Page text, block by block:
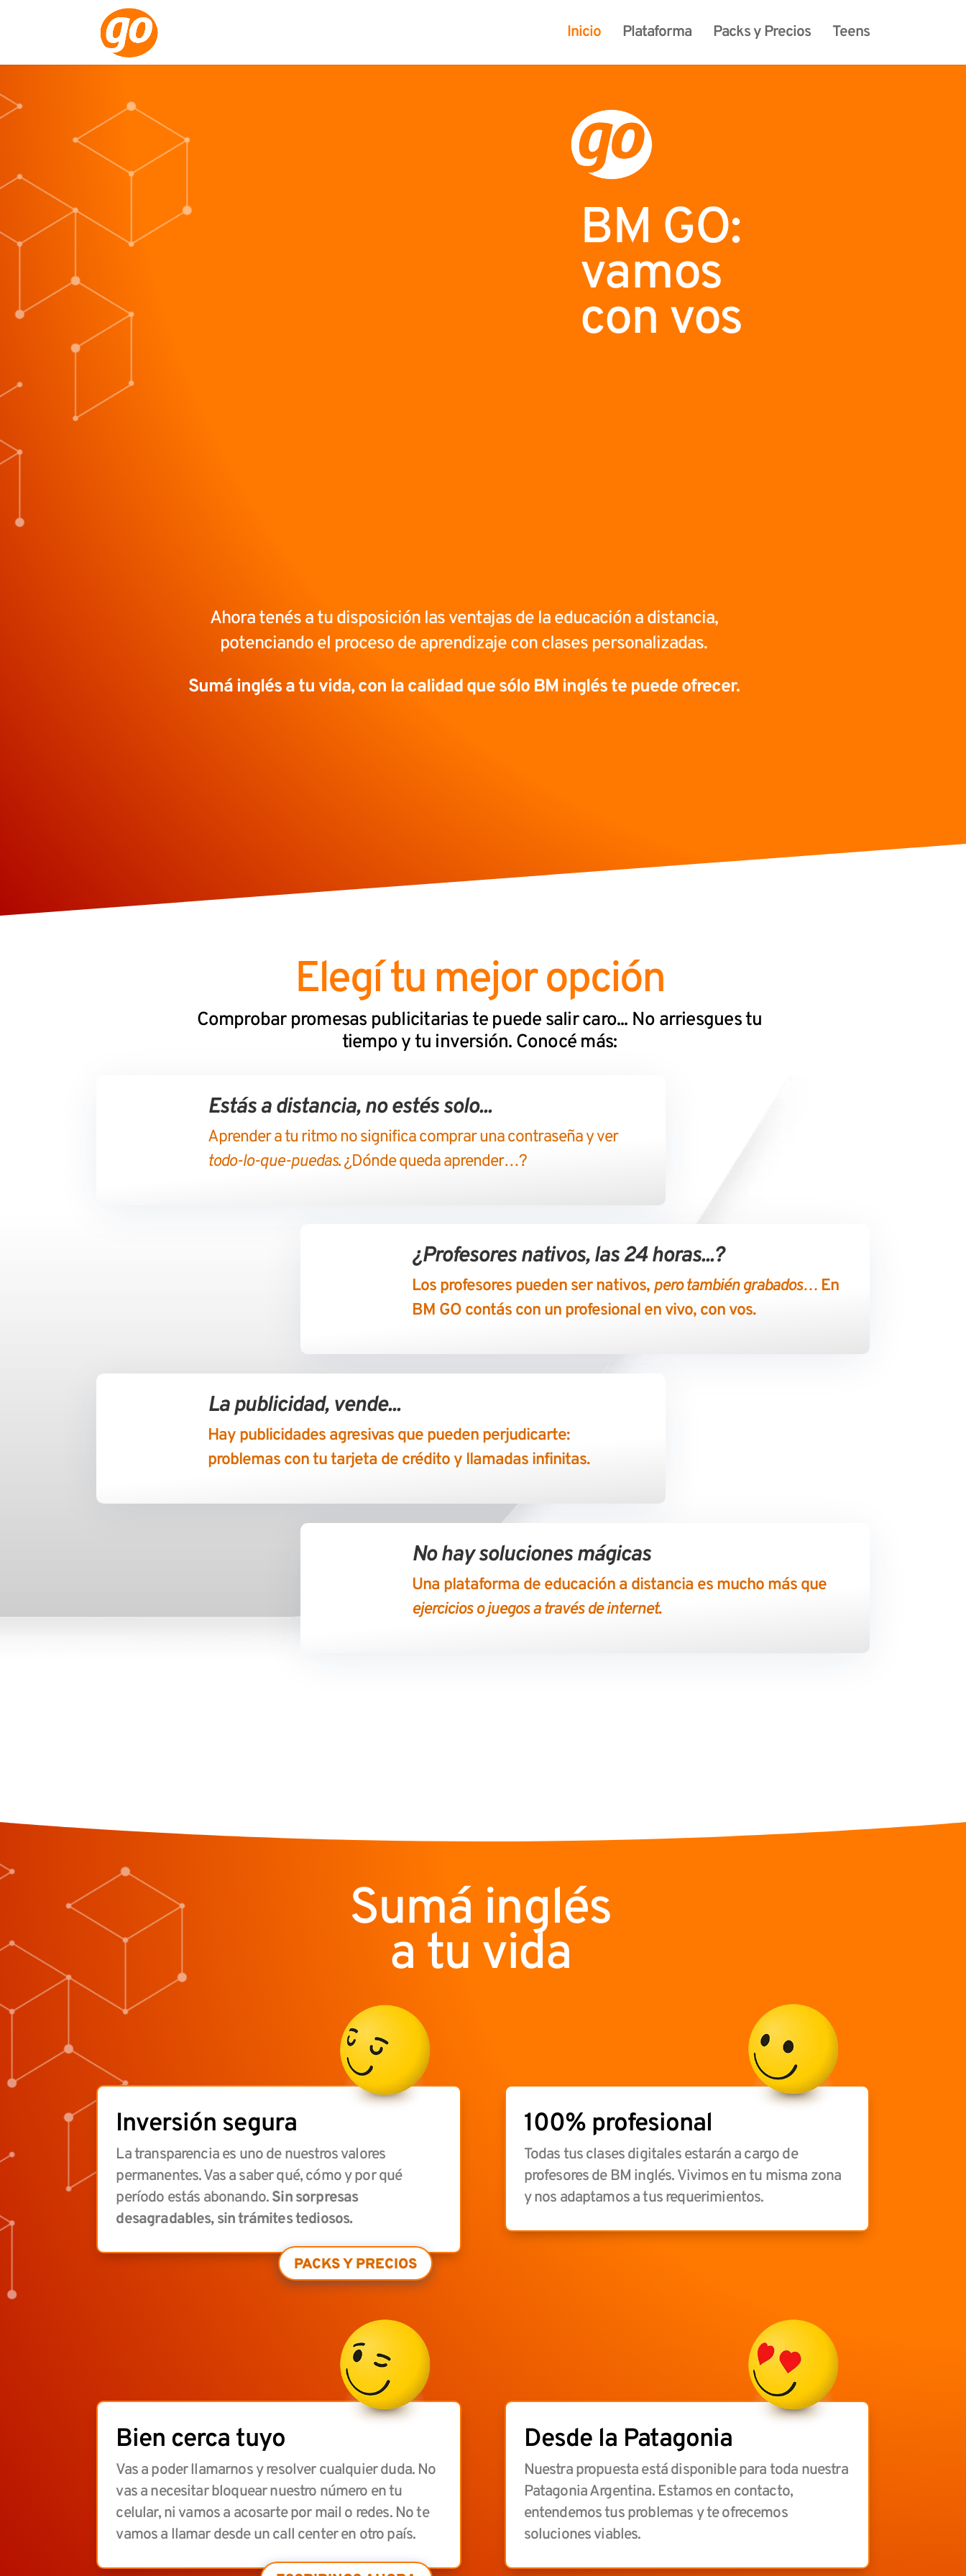
Inicio Plataforma Packs y Precios Teens
BM GO:
vamos
con vos
Ahora tenés a tu disposición las ventajas de la educación a distancia,
potenciando el proceso de aprendizaje con clases personalizadas.
Sumá inglés a tu vida, con la calidad que sólo BM inglés te puede ofrecer.
Elegí tu mejor opción
Comprobar promesas publicitarias te puede salir caro... No arriesgues tu
tiempo y tu inversión. Conocé más:
Estás a distancia, no estés solo...
Aprender a tu ritmo no significa comprar una contraseña y ver
todo-lo-que-puedas. ¿Dónde queda aprender…?
¿Profesores nativos, las 24 horas...?
Los profesores pueden ser nativos, pero también grabados…En
BM GO contás con un profesional en vivo, con vos.
La publicidad, vende...
Hay publicidades agresivas que pueden perjudicarte:
problemas con tu tarjeta de crédito y llamadas infinitas.
No hay soluciones mágicas
Una plataforma de educación a distancia es mucho más que
ejercicios o juegos a través de internet.
Sumá inglés
a tu vida
Inversión segura
La transparencia es uno de nuestros valores
permanentes. Vas a saber qué, cómo y por qué
período estás abonando.Sin sorpresas
desagradables, sin trámites tediosos.
PACKS Y PRECIOS
100% profesional
Todas tus clases digitales estarán a cargo de
profesores de BM inglés. Vivimos en tu misma zona
y nos adaptamos a tus requerimientos.
Bien cerca tuyo
Vas a poder llamarnos y resolver cualquier duda. No
vas a necesitar bloquear nuestro número en tu
celular, ni vamos a acosarte por mail o redes. No te
vamos a llamar desde un call center en otro país.
Desde la Patagonia
Nuestra propuesta está disponible para toda nuestra
Patagonia Argentina. Estamos en contacto,
entendemos tus problemas y te ofrecemos
soluciones viables.